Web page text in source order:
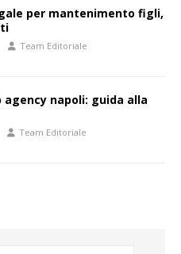
per mantenimento figli,
Team Editoriale
napoli: guida alla
Team Editoriale